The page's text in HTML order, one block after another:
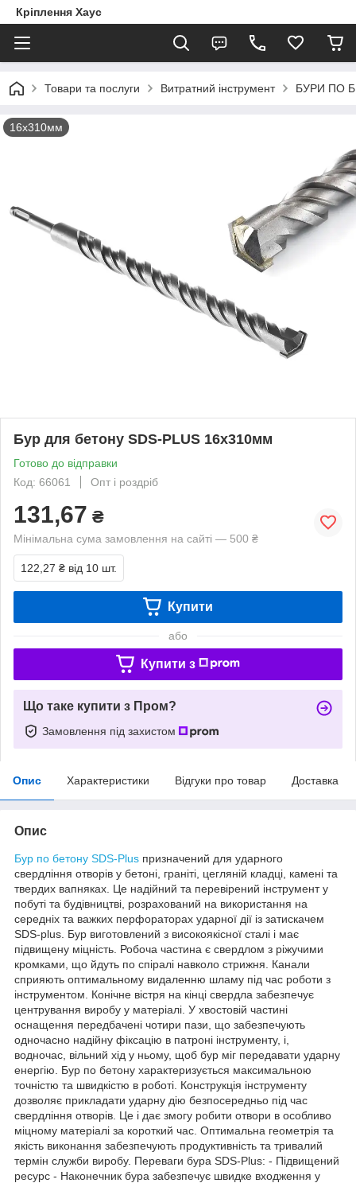
Кріплення Хаус
Товари та послуги Витратний інструмент БУРИ ПО
16х310мм
Бур для бетону SDS-PLUS 16х310мм
Готово до відправки
Код: 66061
Опт і роздріб
131,67 ₴
Мінімальна сума замовлення на сайті — 500 ₴
122,27 ₴ від 10 шт.
Купити
або
Купити з
Що таке купити з Пром?
Замовлення під захистом
Опис Характеристики Відгуки про товар Доставка
Опис
Бур по бетону SDS-Plus призначений для ударного
свердління отворів у бетоні, граніті, цегляній кладці, камені та
твердих вапняках. Це надійний та перевірений інструмент у
побуті та будівництві, розрахований на використання на
середніх та важких перфораторах ударної дії із затискачем
SDS-plus. Бур виготовлений з високоякісної сталі і має
підвищену міцність. Робоча частина є свердлом з ріжучими
кромками, що йдуть по спіралі навколо стрижня. Канали
сприяють оптимальному видаленню шламу під час роботи з
інструментом. Конічне вістря на кінці свердла забезпечує
центрування виробу у матеріалі. У хвостовій частині
оснащення передбачені чотири пази, що забезпечують
одночасно надійну фіксацію в патроні інструменту, і,
водночас, вільний хід у ньому, щоб бур міг передавати ударну
енергію. Бур по бетону характеризується максимальною
точністю та швидкістю в роботі. Конструкція інструменту
дозволяє прикладати ударну дію безпосередньо під час
свердління отворів. Це і дає змогу робити отвори в особливо
міцному матеріалі за короткий час. Оптимальна геометрія та
якість виконання забезпечують продуктивність та тривалий
термін служби виробу. Переваги бура SDS-Plus: - Підвищений
ресурс - Наконечник бура забезпечує швидке входження у